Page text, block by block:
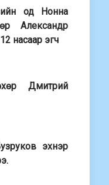
од Нонна
Александр
насаар эгч
Дмитрий
эхнэр